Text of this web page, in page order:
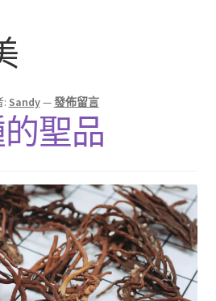
選
單
: Sandy—發佈留言
聖品